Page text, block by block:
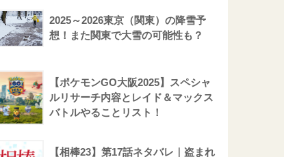
2025～2026東京（関東）の降雪予
想！また関東で大雪の可能性も？
【ポケモンGO大阪2025】スペシャ
ルリサーチ内容とレイド＆マックス
バトルやることリスト！
【相棒23】第17話ネタバレ｜盗まれ